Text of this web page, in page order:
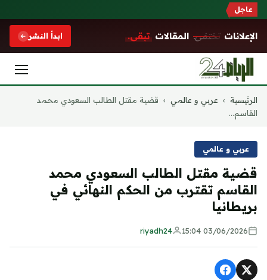
عاجل
الإعلانات تختفي. المقالات تبقى. ابدأ النشر
التجاوز
إلى
المحتوى
الرئيسية › عربي و عالمي › قضية مقتل الطالب السعودي محمد
القاسم...
عربي و عالمي
قضية مقتل الطالب السعودي محمد
القاسم تقترب من الحكم النهائي في
بريطانيا
03/06/2026 15:04
riyadh24